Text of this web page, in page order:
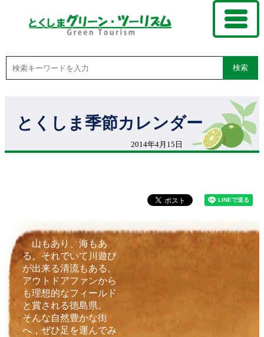
検索
とくしま季節カレンダー
2014年4月15日
山もあり、海もあ
る。それでいて川遊び
が出来る清流もある。
アウトドアファンから
も理想的なフィールド
と賞される徳島県。
そんな自然豊かな街
へ，ぜひ足を運んでみ